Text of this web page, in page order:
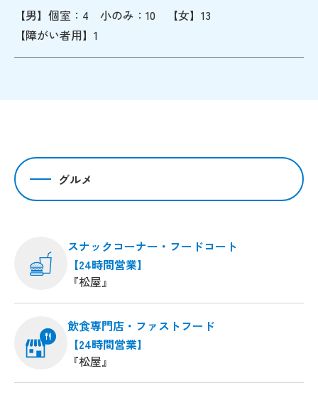
【男】個室：4 小のみ：10 【女】13
【障がい者用】1
グルメ
スナックコーナー・フードコート
【24時間営業】
『松屋』
飲食専門店・ファストフード
【24時間営業】
『松屋』